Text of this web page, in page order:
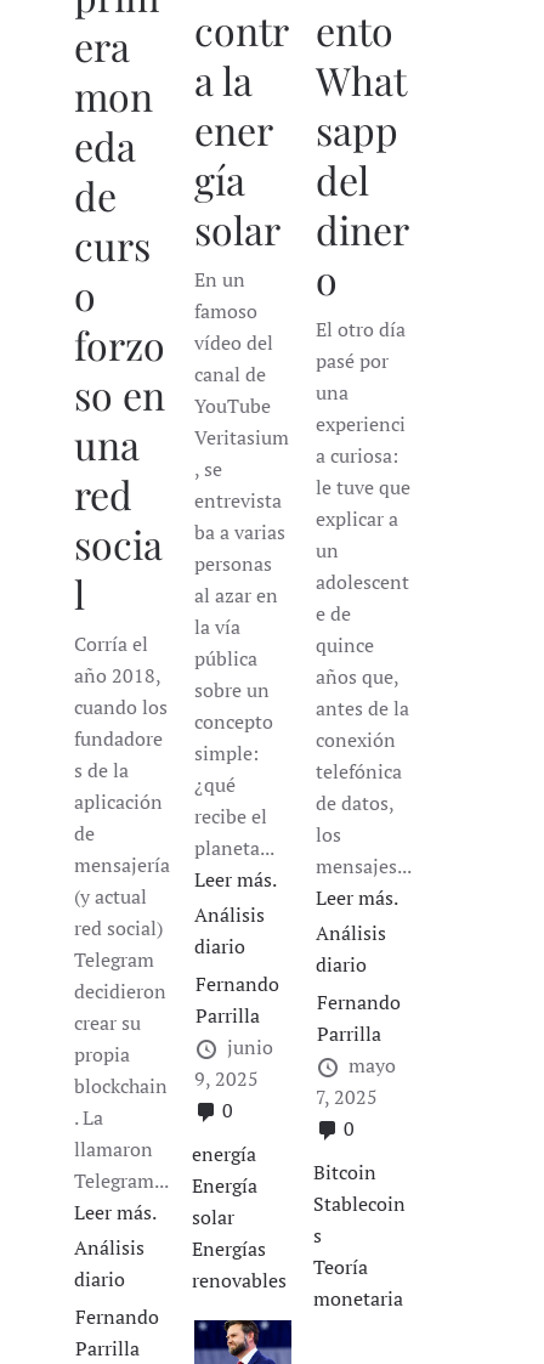
era
mon
eda
de
curs
o
forzo
so en
una
red
socia
l
Corría el
año 2018,
cuando los
fundadore
s de la
aplicación
de
mensajería
(y actual
red social)
Telegram
decidieron
crear su
propia
blockchain
. La
llamaron
Telegram...
Leer más.
Análisis
diario
Fernando
Parrilla
contr
a la
ener
gía
solar
En un
famoso
vídeo del
canal de
YouTube
Veritasium
, se
entrevista
ba a varias
personas
al azar en
la vía
pública
sobre un
concepto
simple:
¿qué
recibe el
planeta...
Leer más.
Análisis
diario
Fernando
Parrilla
junio
9, 2025
0
energía
Energía
solar
Energías
renovables
ento
What
sapp
del
diner
o
El otro día
pasé por
una
experienci
a curiosa:
le tuve que
explicar a
un
adolescent
e de
quince
años que,
antes de la
conexión
telefónica
de datos,
los
mensajes...
Leer más.
Análisis
diario
Fernando
Parrilla
mayo
7, 2025
0
Bitcoin
Stablecoin
s
Teoría
monetaria